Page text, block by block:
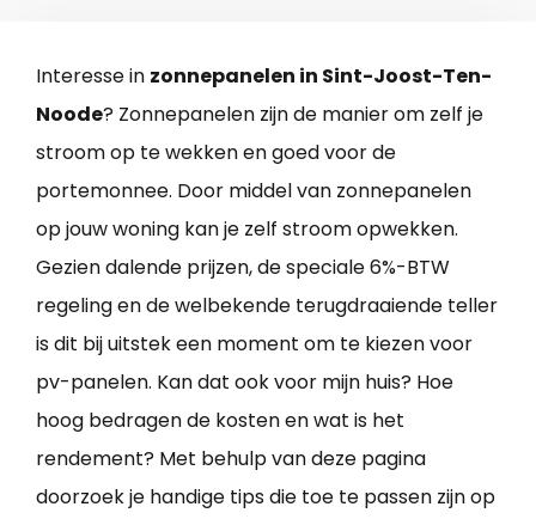
Interesse in zonnepanelen in Sint-Joost-Ten-
Noode? Zonnepanelen zijn de manier om zelf je
stroom op te wekken en goed voor de
portemonnee. Door middel van zonnepanelen
op jouw woning kan je zelf stroom opwekken.
Gezien dalende prijzen, de speciale 6%-BTW
regeling en de welbekende terugdraaiende teller
is dit bij uitstek een moment om te kiezen voor
pv-panelen. Kan dat ook voor mijn huis? Hoe
hoog bedragen de kosten en wat is het
rendement? Met behulp van deze pagina
doorzoek je handige tips die toe te passen zijn op